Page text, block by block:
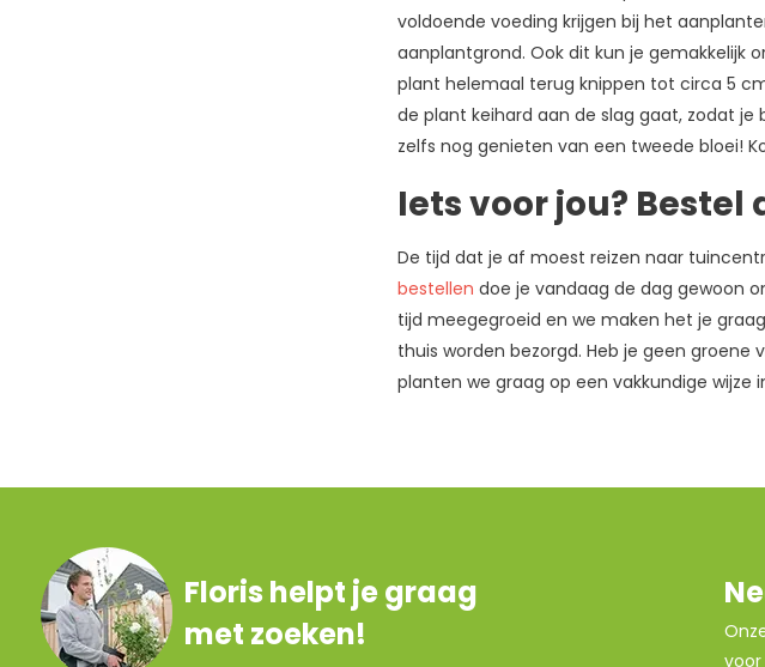
voldoende voeding krijgen bij het
aanplantgrond. Ook dit kun je gemakkelijk
plant helemaal terug knippen tot circa 5
de plant keihard aan de slag gaat, zodat je
zelfs nog genieten van een tweede bloei!
Iets voor jou? Bestel
De tijd dat je af moest reizen naar
bestellen doe je vandaag de dag gewoon
tijd meegegroeid en we maken het je
thuis worden bezorgd. Heb je geen
planten we graag op een vakkundige
Floris helpt je graag
met zoeken!
voor